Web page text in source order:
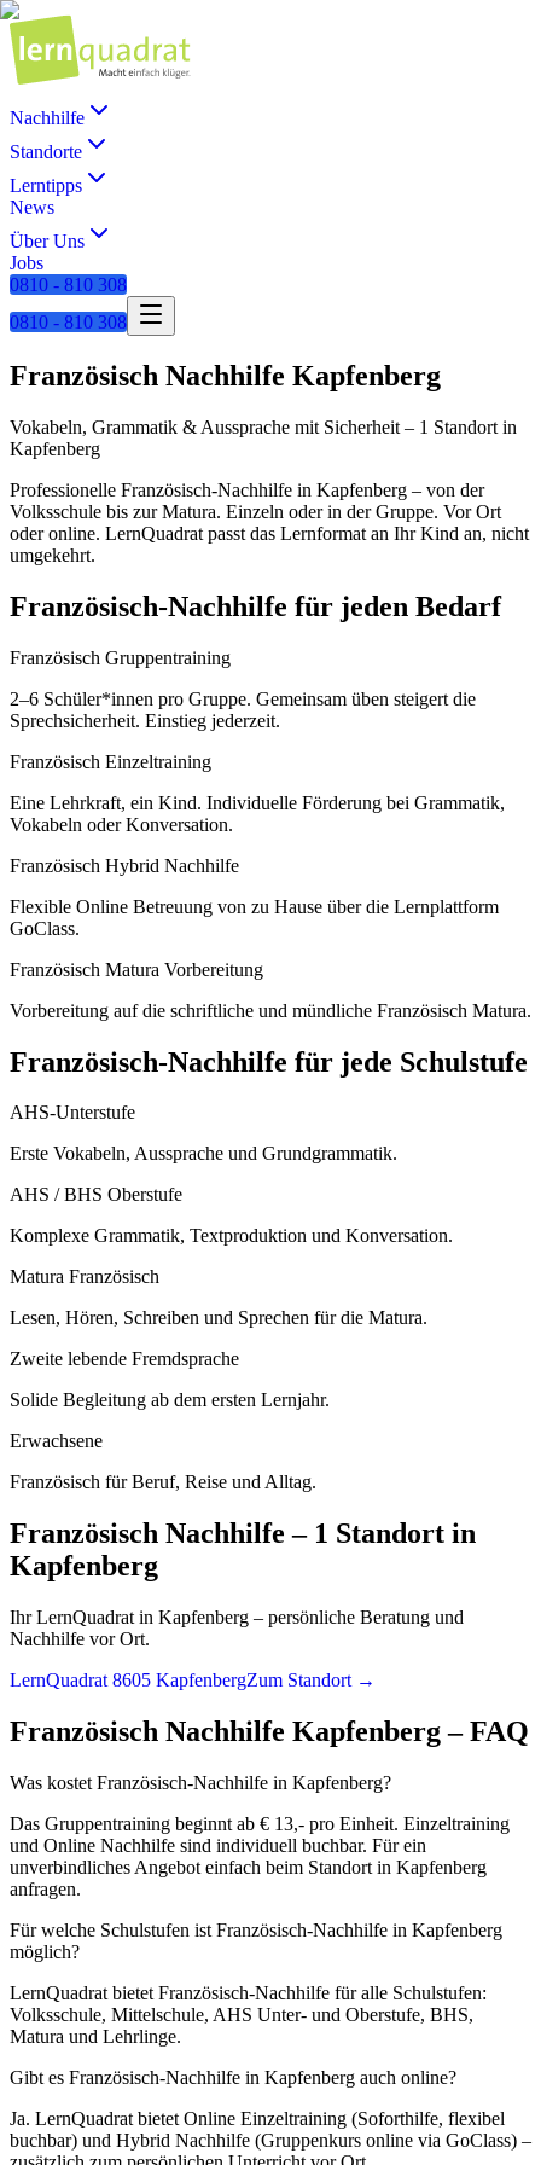
Nachhilfe
Standorte
Lerntipps
News
Über Uns
Jobs
0810 - 810 308
0810 - 810 308
Französisch Nachhilfe Kapfenberg
Vokabeln, Grammatik & Aussprache mit Sicherheit – 1 Standort in
Kapfenberg
Professionelle Französisch-Nachhilfe in Kapfenberg – von der
Volksschule bis zur Matura. Einzeln oder in der Gruppe. Vor Ort
oder online. LernQuadrat passt das Lernformat an Ihr Kind an, nicht
umgekehrt.
Französisch-Nachhilfe für jeden Bedarf
Französisch Gruppentraining
2–6 Schüler*innen pro Gruppe. Gemeinsam üben steigert die
Sprechsicherheit. Einstieg jederzeit.
Französisch Einzeltraining
Eine Lehrkraft, ein Kind. Individuelle Förderung bei Grammatik,
Vokabeln oder Konversation.
Französisch Hybrid Nachhilfe
Flexible Online Betreuung von zu Hause über die Lernplattform
GoClass.
Französisch Matura Vorbereitung
Vorbereitung auf die schriftliche und mündliche Französisch Matura.
Französisch-Nachhilfe für jede Schulstufe
AHS-Unterstufe
Erste Vokabeln, Aussprache und Grundgrammatik.
AHS / BHS Oberstufe
Komplexe Grammatik, Textproduktion und Konversation.
Matura Französisch
Lesen, Hören, Schreiben und Sprechen für die Matura.
Zweite lebende Fremdsprache
Solide Begleitung ab dem ersten Lernjahr.
Erwachsene
Französisch für Beruf, Reise und Alltag.
Französisch Nachhilfe – 1 Standort in
Kapfenberg
Ihr LernQuadrat in Kapfenberg – persönliche Beratung und
Nachhilfe vor Ort.
LernQuadrat 8605 KapfenbergZum Standort →
Französisch Nachhilfe Kapfenberg– FAQ
Was kostet Französisch-Nachhilfe in Kapfenberg?
Das Gruppentraining beginnt ab € 13,- pro Einheit. Einzeltraining
und Online Nachhilfe sind individuell buchbar. Für ein
unverbindliches Angebot einfach beim Standort in Kapfenberg
anfragen.
Für welche Schulstufen ist Französisch-Nachhilfe in Kapfenberg
möglich?
LernQuadrat bietet Französisch-Nachhilfe für alle Schulstufen:
Volksschule, Mittelschule, AHS Unter- und Oberstufe, BHS,
Matura und Lehrlinge.
Gibt es Französisch-Nachhilfe in Kapfenberg auch online?
Ja. LernQuadrat bietet Online Einzeltraining (Soforthilfe, flexibel
buchbar) und Hybrid Nachhilfe (Gruppenkurs online via GoClass) –